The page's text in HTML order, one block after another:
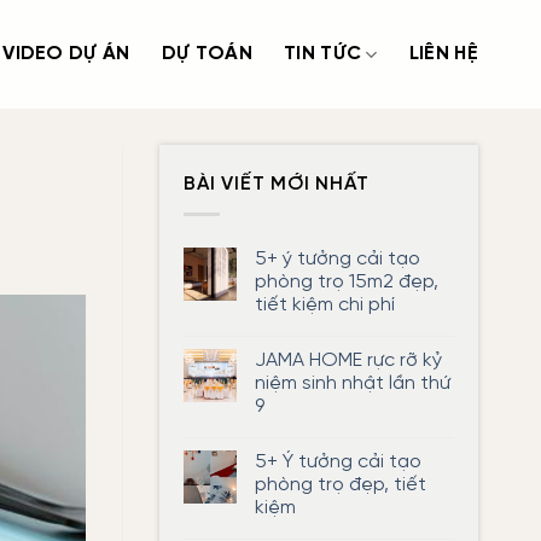
VIDEO DỰ ÁN DỰ TOÁN TIN TỨC LIÊN HỆ
BÀI VIẾT MỚI NHẤT
5+ ý tưởng cải tạo
phòng trọ 15m2 đẹp,
tiết kiệm chi phí
bình
luận
ở
5+
cải
tạo
phòng
trọ
15m2
JAMA HOME rực rỡ kỷ
niệm sinh nhật lần thứ
9
bình
luận
ở
JAMA
5+ Ý tưởng cải tạo
phòng trọ đẹp, tiết
kiệm